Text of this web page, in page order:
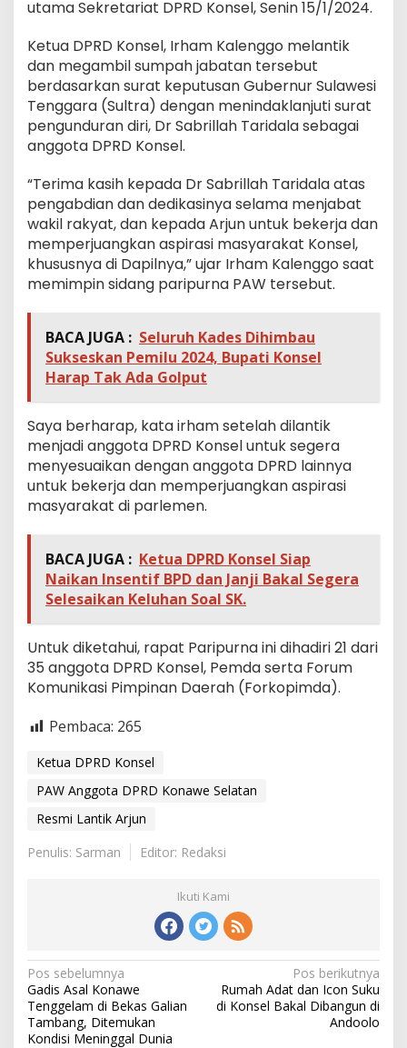
utama Sekretariat DPRD Konsel, Senin 15/1/2024.
Ketua DPRD Konsel, Irham Kalenggo melantik
dan megambil sumpah jabatan tersebut
berdasarkan surat keputusan Gubernur Sulawesi
Tenggara (Sultra) dengan menindaklanjuti surat
pengunduran diri, Dr Sabrillah Taridala sebagai
anggota DPRD Konsel.
“Terima kasih kepada Dr Sabrillah Taridala atas
pengabdian dan dedikasinya selama menjabat
wakil rakyat, dan kepada Arjun untuk bekerja dan
memperjuangkan aspirasi masyarakat Konsel,
khususnya di Dapilnya,” ujar Irham Kalenggo saat
memimpin sidang paripurna PAW tersebut.
BACA JUGA : Seluruh Kades Dihimbau
Sukseskan Pemilu 2024, Bupati Konsel
Harap Tak Ada Golput
Saya berharap, kata irham setelah dilantik
menjadi anggota DPRD Konsel untuk segera
menyesuaikan dengan anggota DPRD lainnya
untuk bekerja dan memperjuangkan aspirasi
masyarakat di parlemen.
BACA JUGA : Ketua DPRD Konsel Siap
Naikan Insentif BPD dan Janji Bakal Segera
Selesaikan Keluhan Soal SK.
Untuk diketahui, rapat Paripurna ini dihadiri 21 dari
35 anggota DPRD Konsel, Pemda serta Forum
Komunikasi Pimpinan Daerah (Forkopimda).
Pembaca: 265
Ketua DPRD Konsel
PAW Anggota DPRD Konawe Selatan
Resmi Lantik Arjun
Penulis: Sarman
Editor: Redaksi
Ikuti Kami
Navigasi
pos
Pos sebelumnya
Gadis Asal Konawe
Tenggelam di Bekas Galian
Tambang, Ditemukan
Kondisi Meninggal Dunia
Pos berikutnya
Rumah Adat dan Icon Suku
di Konsel Bakal Dibangun di
Andoolo